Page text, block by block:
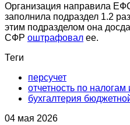
Организация направила
заполнила подраздел 1.2
этим подразделом она
СФР оштрафовал ее.
Теги
персучет
отчетность по налогам
бухгалтерия
04 мая 2026